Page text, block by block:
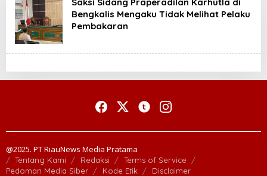
Bengkalis Mengaku Tidak Melihat Pelaku
Pembakaran
@2025. PT RiauNews Media Pratama
Tentang Kami Redaksi
Terms of Service
Pedoman Media Siber
Kode Etik Disclaimer